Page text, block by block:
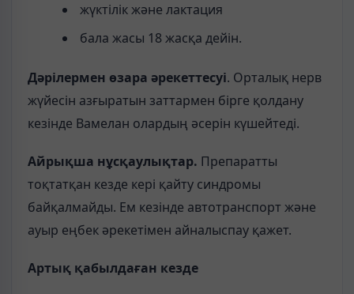
жүктілік және лактация
бала жасы 18 жасқа дейін.
Дәрілермен өзара әрекеттесуі. Орталық нерв
жүйесін азғыратын заттармен бірге қолдану
кезінде Вамелан олардың әсерін күшейтеді.
Айрықша нұсқаулықтар. Препаратты
тоқтатқан кезде кері қайту синдромы
байқалмайды. Ем кезінде автотранспорт және
ауыр еңбек әрекетімен айналыспау қажет.
Артық қабылдаған кезде